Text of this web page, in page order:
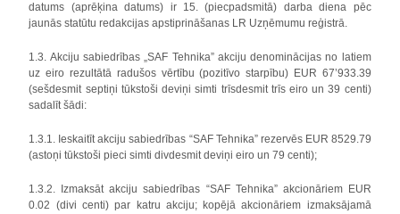
datums (aprēķina datums) ir 15. (piecpadsmitā) darba diena pēc
jaunās statūtu redakcijas apstiprināšanas LR Uzņēmumu reģistrā.
1.3. Akciju sabiedrības „SAF Tehnika” akciju denominācijas no latiem
uz eiro rezultātā radušos vērtību (pozitīvo starpību) EUR 67’933.39
(sešdesmit septiņi tūkstoši deviņi simti trīsdesmit trīs eiro un 39 centi)
sadalīt šādi:
1.3.1. Ieskaitīt akciju sabiedrības “SAF Tehnika” rezervēs EUR 8529.79
(astoņi tūkstoši pieci simti divdesmit deviņi eiro un 79 centi);
1.3.2. Izmaksāt akciju sabiedrības “SAF Tehnika” akcionāriem EUR
0.02 (divi centi) par katru akciju; kopējā akcionāriem izmaksājamā